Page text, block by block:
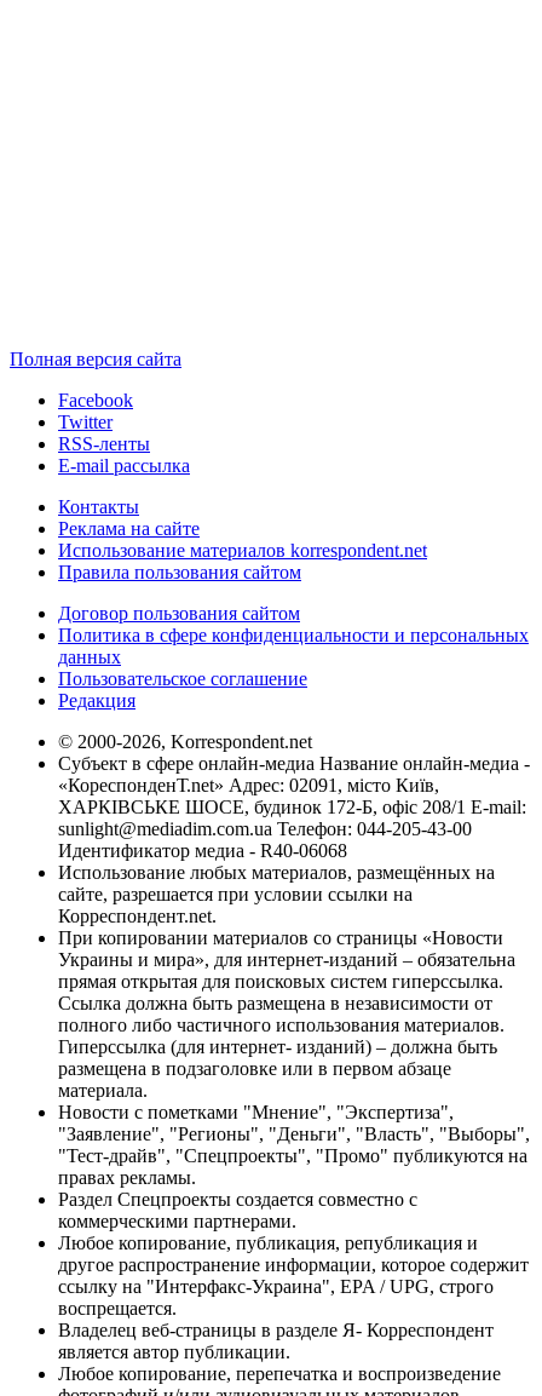
Полная версия сайта
Facebook
Twitter
RSS-ленты
E-mail рассылка
Контакты
Реклама на сайте
Использование материалов korrespondent.net
Правила пользования сайтом
Договор пользования сайтом
Политика в сфере конфиденциальности и персональных
данных
Пользовательское соглашение
Редакция
© 2000-2026, Korrespondent.net
Субъект в сфере онлайн-медиа Название онлайн-медиа -
«КореспонденТ.net» Адрес: 02091, місто Київ,
ХАРКІВСЬКЕ ШОСЕ, будинок 172-Б, офіс 208/1 E-mail:
sunlight@mediadim.com.ua Телефон: 044-205-43-00
Идентификатор медиа - R40-06068
Использование любых материалов, размещённых на
сайте, разрешается при условии ссылки на
Корреспондент.net.
При копировании материалов со страницы «Новости
Украины и мира», для интернет-изданий – обязательна
прямая открытая для поисковых систем гиперссылка.
Ссылка должна быть размещена в независимости от
полного либо частичного использования материалов.
Гиперссылка (для интернет- изданий) – должна быть
размещена в подзаголовке или в первом абзаце
материала.
Новости с пометками "Мнение", "Экспертиза",
"Заявление", "Регионы", "Деньги", "Власть", "Выборы",
"Тест-драйв", "Спецпроекты", "Промо" публикуются на
правах рекламы.
Раздел Спецпроекты создается совместно с
коммерческими партнерами.
Любое копирование, публикация, републикация и
другое распространение информации, которое содержит
ссылку на "Интерфакс-Украина", EPA / UPG, строго
воспрещается.
Владелец веб-страницы в разделе Я- Корреспондент
является автор публикации.
Любое копирование, перепечатка и воспроизведение